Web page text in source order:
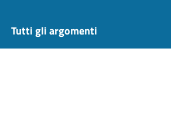
Tutti gli argomenti